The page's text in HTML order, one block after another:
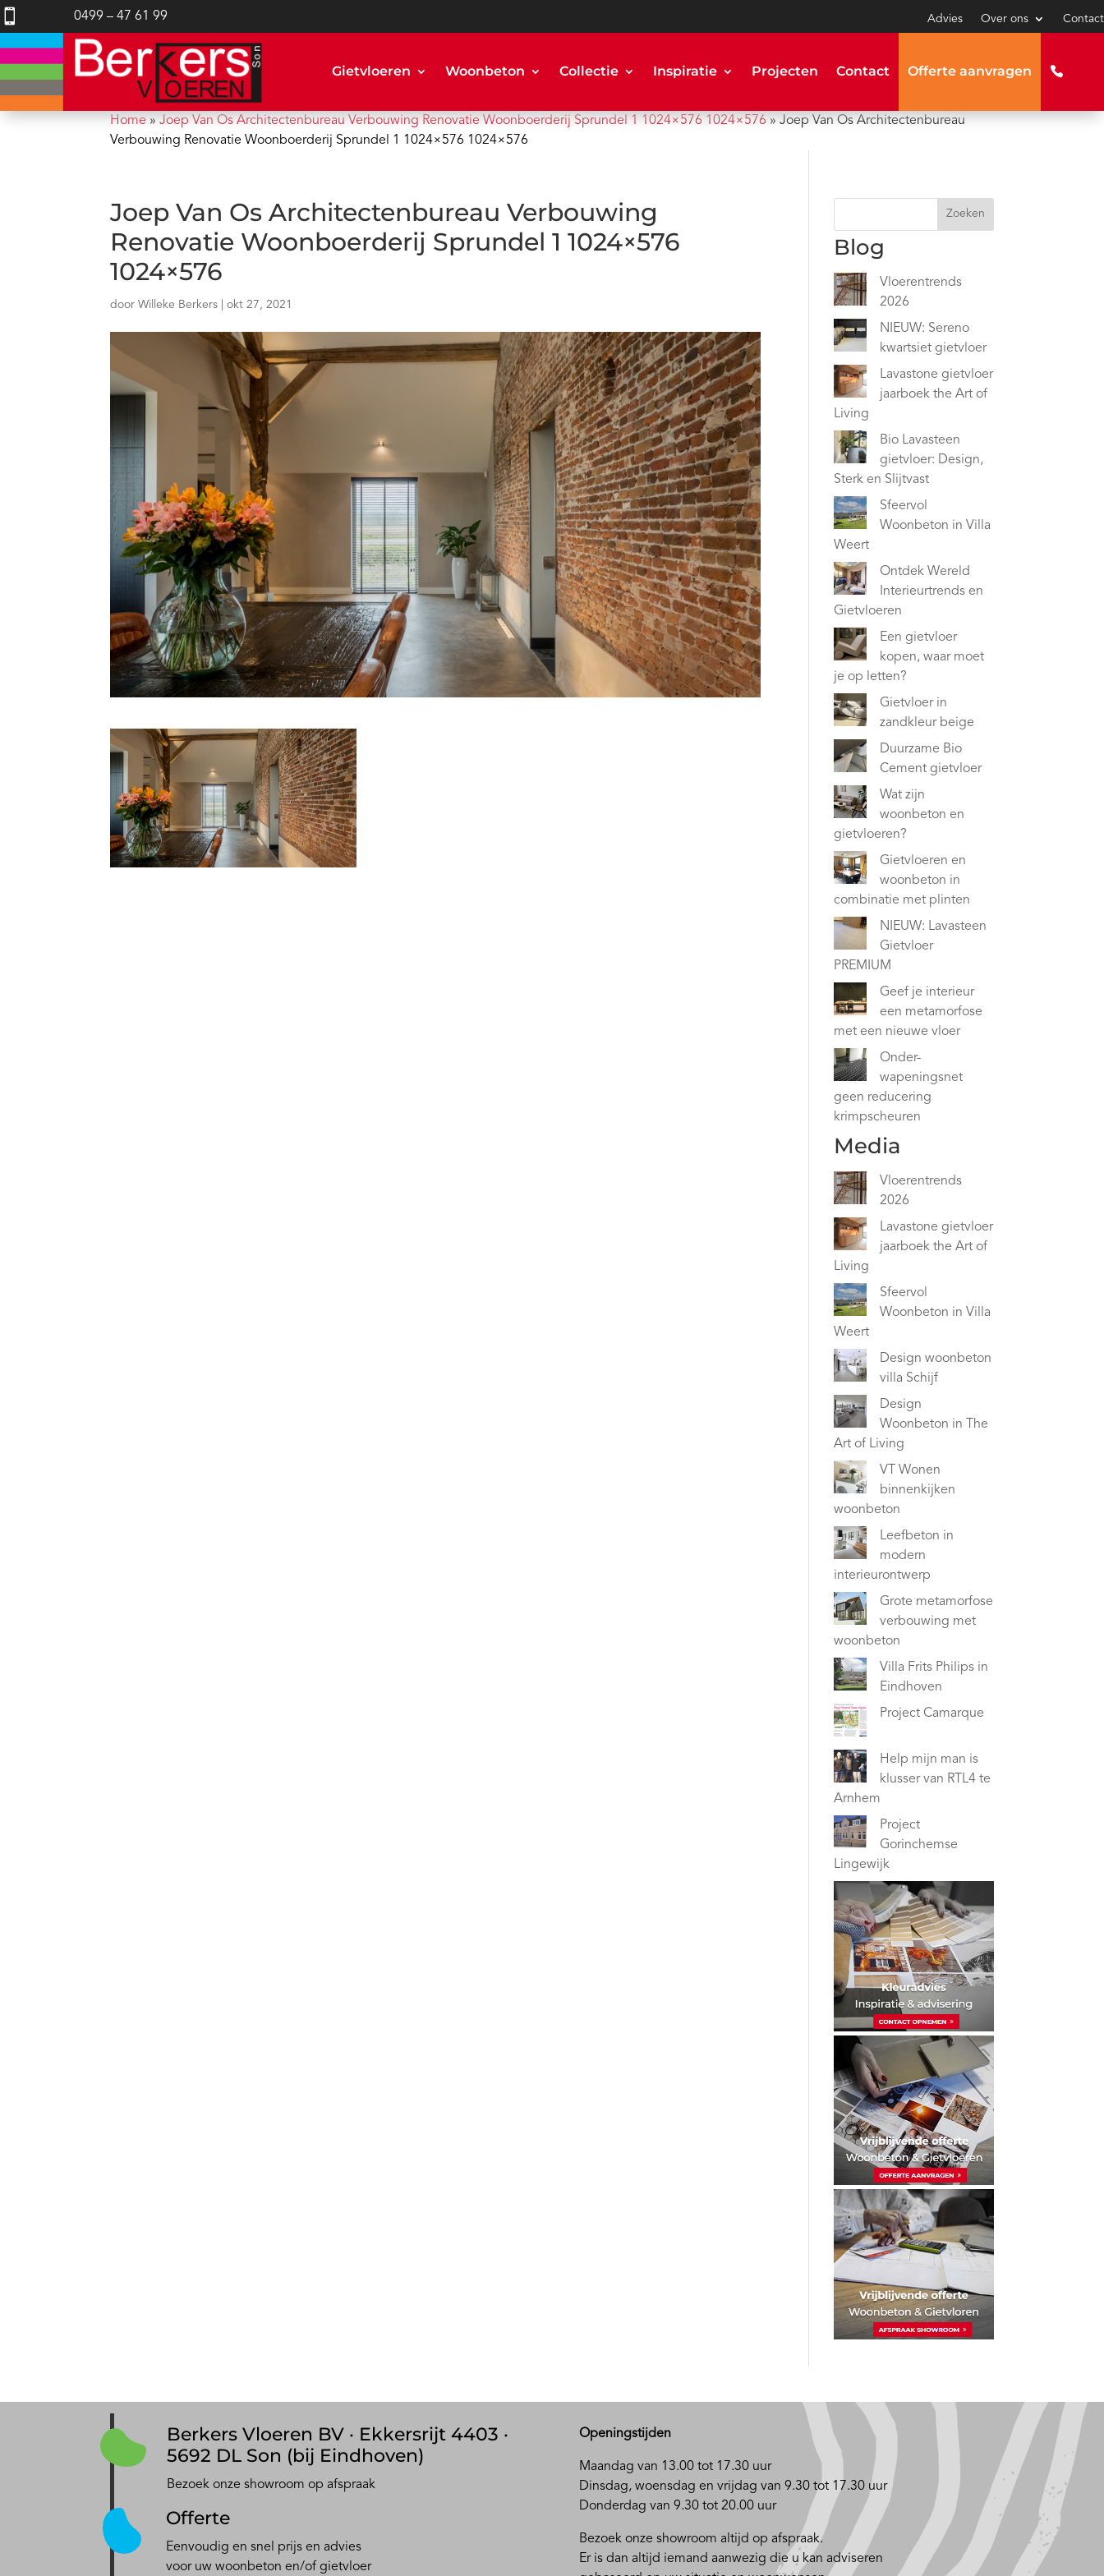
 0499 – 47 61 99 Advies Over ons Contact
Gietvloeren Woonbeton Collectie Inspiratie Projecten Contact Offerte aanvragen
Home »Joep Van Os Architectenbureau Verbouwing Renovatie Woonboerderij Sprundel 1 1024×576 1024×576 »Joep Van Os Architectenbureau
Verbouwing Renovatie Woonboerderij Sprundel 1 1024×576 1024×576
Joep Van Os Architectenbureau Verbouwing
Renovatie Woonboerderij Sprundel 1 1024×576
1024×576
doorWilleke Berkers |okt 27, 2021
Zoeken
Blog
Vloerentrends
2026
NIEUW: Sereno
kwartsiet gietvloer
Lavastone gietvloer
jaarboek the Art of
Living
Bio Lavasteen
gietvloer: Design,
Sterk en Slijtvast
Sfeervol
Woonbeton in Villa
Weert
Ontdek Wereld
Interieurtrends en
Gietvloeren
Een gietvloer
kopen, waar moet
je op letten?
Gietvloer in
zandkleur beige
Duurzame Bio
Cement gietvloer
Wat zijn
woonbeton en
gietvloeren?
Gietvloeren en
woonbeton in
combinatie met plinten
NIEUW: Lavasteen
Gietvloer
PREMIUM
Geef je interieur
een metamorfose
met een nieuwe vloer
Onder-
wapeningsnet
geen reducering
krimpscheuren
Media
Vloerentrends
2026
Lavastone gietvloer
jaarboek the Art of
Living
Sfeervol
Woonbeton in Villa
Weert
Design woonbeton
villa Schijf
Design
Woonbeton in The
Art of Living
VT Wonen
binnenkijken
woonbeton
Leefbeton in
modern
interieurontwerp
Grote metamorfose
verbouwing met
woonbeton
Villa Frits Philips in
Eindhoven
Project Camarque
Help mijn man is
klusser van RTL4 te
Arnhem
Project
Gorinchemse
Lingewijk
Berkers Vloeren BV · Ekkersrijt 4403 ·
5692 DL Son (bij Eindhoven)
Bezoek onze showroom op afspraak
Offerte
Eenvoudig en snel prijs en advies
voor uw woonbeton en/of gietvloer
Openingstijden
Maandag van 13.00 tot 17.30 uur
Dinsdag, woensdag en vrijdag van 9.30 tot 17.30 uur
Donderdag van 9.30 tot 20.00 uur
Bezoek onze showroom altijd op afspraak.
Er is dan altijd iemand aanwezig die u kan adviseren